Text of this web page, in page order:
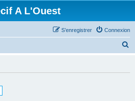
A L'Ouest
Connexion
S’enregistrer